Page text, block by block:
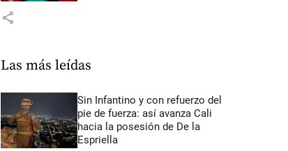
share
Las más leídas
Sin Infantino y con refuerzo del
pie de fuerza: así avanza Cali
hacia la posesión de De la
Espriella